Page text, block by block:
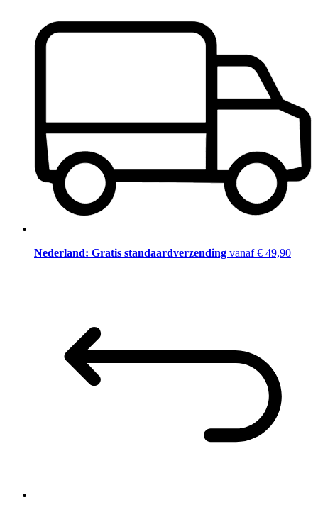
Nederland: Gratis standaardverzending vanaf € 49,90